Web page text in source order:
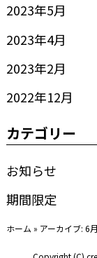
2023年5月
2023年4月
2023年2月
2022年12月
カテゴリー
お知らせ
期間限定
ホーム » アーカイブ: 6